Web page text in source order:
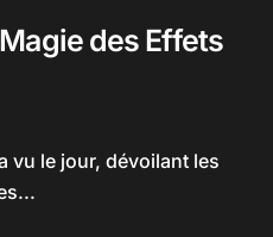
des Effets